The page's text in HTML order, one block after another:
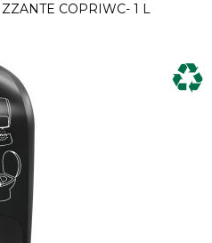
COPRIWC- 1 L